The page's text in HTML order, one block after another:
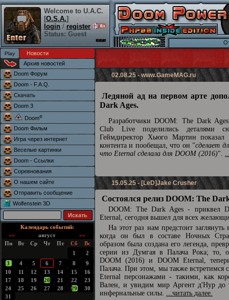
Welcome to U.A.C.
[O.S.A.]
login / register
Status: Guest
Новости
Архив новостей
Doom Форум
Doom - F.A.Q.
Скачать
Doom 3
Doom®
Doom Фильм
Игра через интернет
Веселые картинки
Doom - Ссылки
Соревнования
О нашем сайте
Отправить сообщение
Wolfenstein 3D
Календарь событий:
««
август
»»
Пн
Вт Ср Чт Пт Сб
Вс
1
2
3
4 5 6 7 8
9
10
11 12 13 14 15
16
17
18 19 20 21 22
23
24
25 26 27 28 29
30
31
02.08.25 -www.GameMAG.ru
Ледяной ад на первом арте
Dark Ages.
Разработчики DOOM: The Dark
Club Live поделились деталями
Геймдиректор Хьюго Мартин показал
контента и пообещал, что он "сделает
что Eternal сделала для DOOM (2016)".
15.05.25 - [LeD]Jake Crusher
Состоялся релиз DOOM: The
DOOM: The Dark Ages - приквел
Eternal, сегодня вышел для всех
На этот раз нам предстоит
когда он был в составе Ночных
образом была создана его легенда,
серии из Думгая в Палача Рока; то, о
DOOM (2016) и DOOM Eternal,
Палача. При этом, мы также встретимся
Eternal персонажами - такими, как
Вален, и увидим мир Аргент д'Нур до
инфернальные силы. ...читать далее.